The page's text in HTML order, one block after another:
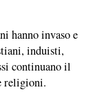
hanno invaso e
induisti,
continuano il
religioni.